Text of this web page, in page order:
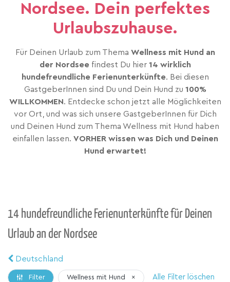
Nordsee. Dein perfektes
Urlaubszuhause.
Für Deinen Urlaub zum Thema Wellness mit Hund an
der Nordsee findest Du hier 14 wirklich
hundefreundliche Ferienunterkünfte. Bei diesen
GastgeberInnen sind Du und Dein Hund zu 100%
WILLKOMMEN. Entdecke schon jetzt alle Möglichkeiten
vor Ort, und was sich unsere GastgeberInnen für Dich
und Deinen Hund zum Thema Wellness mit Hund haben
einfallen lassen. VORHER wissen was Dich und Deinen
Hund erwartet!
14 hundefreundliche Ferienunterkünfte für Deinen
Urlaub an der Nordsee
Deutschland
Filter Wellness mit Hund × Alle Filter löschen